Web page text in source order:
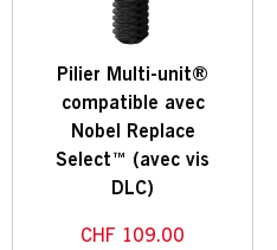
Pilier Multi-unit®
compatible avec
Nobel Replace
Select™ (avec vis
DLC)
CHF 109.00